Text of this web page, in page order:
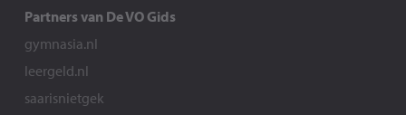
Partners van De VO Gids
gymnasia.nl
leergeld.nl
saarisnietgek